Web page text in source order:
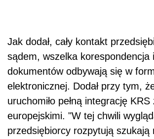
Jak dodał, cały kontakt
sądem, wszelka korespondencja
dokumentów odbywają się w
elektronicznej. Dodał przy tym,
uruchomiło pełną integrację
europejskimi. "W tej chwili
przedsiębiorcy rozpytują szukają